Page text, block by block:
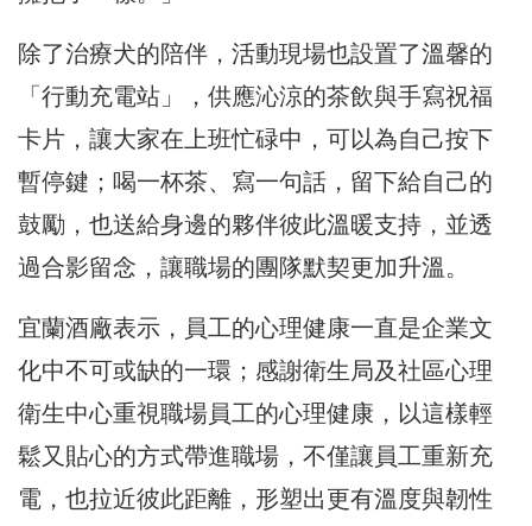
除了治療犬的陪伴，活動現場也設置了溫馨的
「行動充電站」，供應沁涼的茶飲與手寫祝福
卡片，讓大家在上班忙碌中，可以為自己按下
暫停鍵；喝一杯茶、寫一句話，留下給自己的
鼓勵，也送給身邊的夥伴彼此溫暖支持，並透
過合影留念，讓職場的團隊默契更加升溫。
宜蘭酒廠表示，員工的心理健康一直是企業文
化中不可或缺的一環；感謝衛生局及社區心理
衛生中心重視職場員工的心理健康，以這樣輕
鬆又貼心的方式帶進職場，不僅讓員工重新充
電，也拉近彼此距離，形塑出更有溫度與韌性